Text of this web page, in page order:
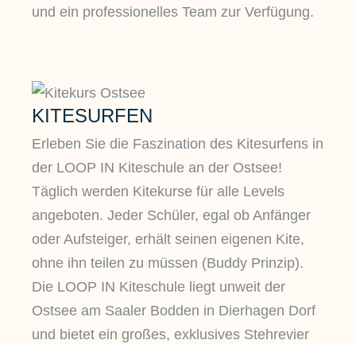
und ein professionelles Team zur Verfügung.
KITESURFEN
Erleben Sie die Faszination des Kitesurfens in
der LOOP IN Kiteschule an der Ostsee!
Täglich werden Kitekurse für alle Levels
angeboten. Jeder Schüler, egal ob Anfänger
oder Aufsteiger, erhält seinen eigenen Kite,
ohne ihn teilen zu müssen (Buddy Prinzip).
Die LOOP IN Kiteschule liegt unweit der
Ostsee am Saaler Bodden in Dierhagen Dorf
und bietet ein großes, exklusives Stehrevier